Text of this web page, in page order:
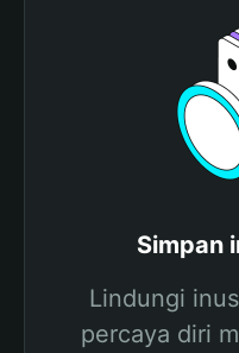
Simpan
Lindungi
percaya diri